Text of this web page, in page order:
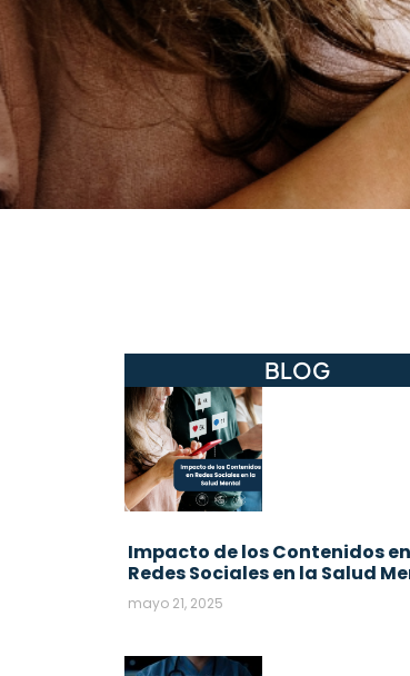
BLOG
Impacto de los Contenidos en
Redes Sociales en la Salud
mayo 21, 2025